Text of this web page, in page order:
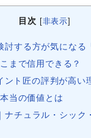
目次 [非表示]
討する方が気になる
まで信用できる？
ント匠の評判が高い
当の価値とは
ナチュラル・シック